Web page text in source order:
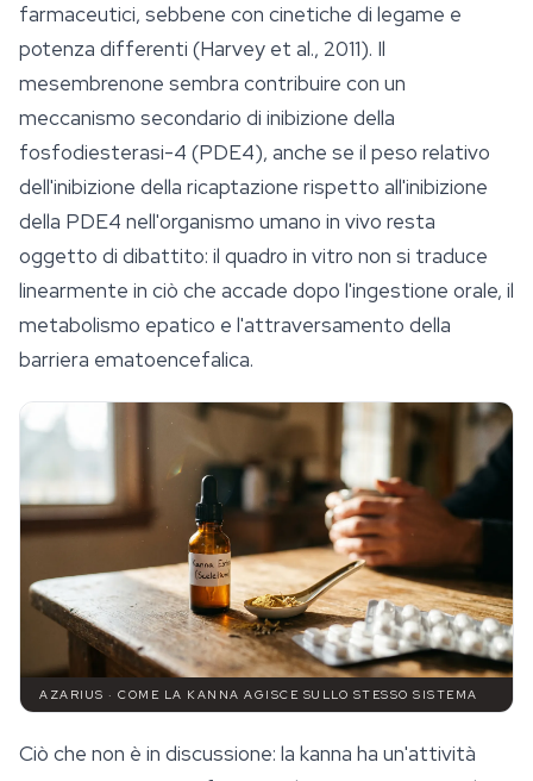
farmaceutici, sebbene con cinetiche di legame e
potenza differenti (Harvey et al., 2011). Il
mesembrenone sembra contribuire con un
meccanismo secondario di inibizione della
fosfodiesterasi-4 (PDE4), anche se il peso relativo
dell'inibizione della ricaptazione rispetto all'inibizione
della PDE4 nell'organismo umano in vivo resta
oggetto di dibattito: il quadro in vitro non si traduce
linearmente in ciò che accade dopo l'ingestione orale, il
metabolismo epatico e l'attraversamento della
barriera ematoencefalica.
AZARIUS · COME LA KANNA AGISCE SULLO STESSO SISTEMA
Ciò che non è in discussione: la kanna ha un'attività